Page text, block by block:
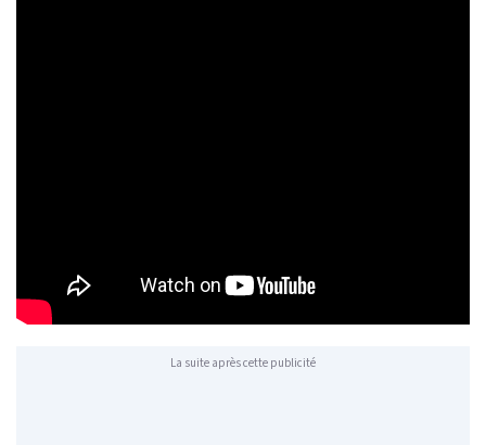
La suite après cette publicité